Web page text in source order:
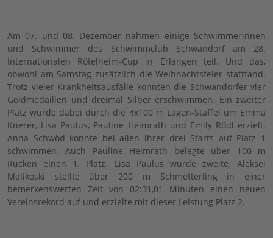
Am 07. und 08. Dezember nahmen einige Schwimmerinnen
und Schwimmer des Schwimmclub Schwandorf am 28.
Internationalen Rötelheim-Cup in Erlangen teil. Und das,
obwohl am Samstag zusätzlich die Weihnachtsfeier stattfand.
Trotz vieler Krankheitsausfälle konnten die Schwandorfer vier
Goldmedaillen und dreimal Silber erschwimmen. Ein zweiter
Platz wurde dabei durch die 4x100 m Lagen-Staffel um Emma
Knerer, Lisa Paulus, Pauline Heimrath und Emily Rödl erzielt.
Anna Schwöd konnte bei allen ihrer drei Starts auf Platz 1
schwimmen. Auch Pauline Heimrath belegte über 100 m
Rücken einen 1. Platz. Lisa Paulus wurde zweite. Aleksei
Malikoski stellte über 200 m Schmetterling in einer
bemerkenswerten Zeit von 02:31,01 Minuten einen neuen
Vereinsrekord auf und erzielte mit dieser Leistung Platz 2.